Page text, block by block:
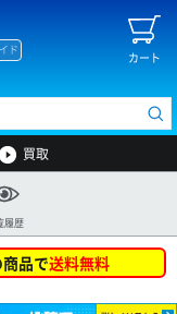
カート
ド
買取
履歴
品で送料無料